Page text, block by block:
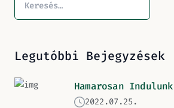
Legutóbbi Bejegyzések
Hamarosan
2022.07.25.